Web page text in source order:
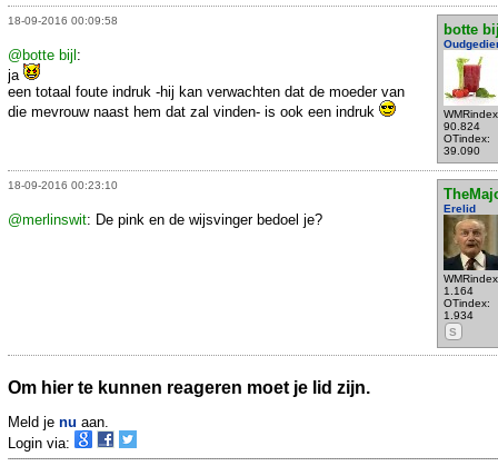
18-09-2016 00:09:58
botte
90.824
OTindex:
39.090
@botte bijl:
ja
een totaal foute indruk -hij kan verwachten dat de moeder van
die mevrouw naast hem dat zal vinden- is ook een indruk
18-09-2016 00:23:10
Erelid
1.164
OTindex:
1.934
S
@merlinswit: De pink en de wijsvinger bedoel je?
Om hier te kunnen reageren moet je lid zijn.
Meld je nu aan.
Login via: